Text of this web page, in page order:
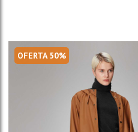
OFERTA 50%